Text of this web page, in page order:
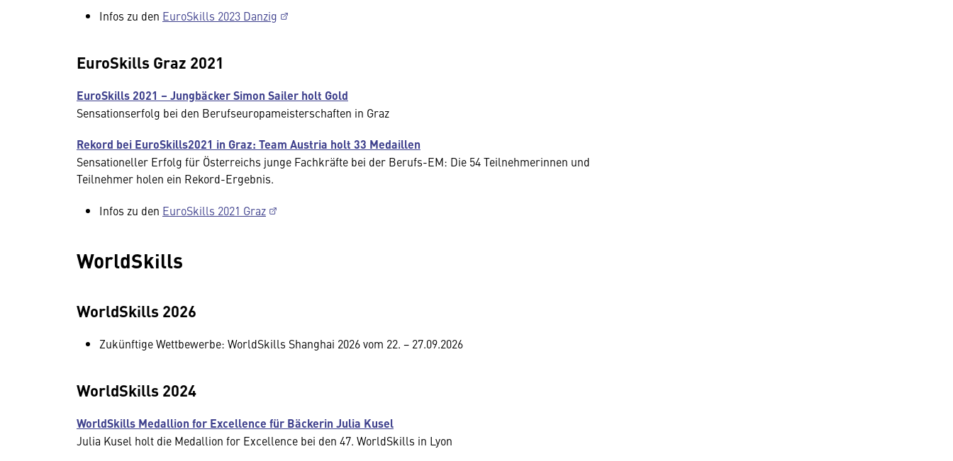
Infos zu den EuroSkills 2023 Danzig
EuroSkills Graz 2021
EuroSkills 2021 – Jungbäcker Simon Sailer holt Gold
Sensationserfolg bei den Berufseuropameisterschaften in Graz
Rekord bei EuroSkills2021 in Graz: Team Austria holt 33 Medaillen
Sensationeller Erfolg für Österreichs junge Fachkräfte bei der Berufs-EM: Die 54 Teilnehmerinnen und
Teilnehmer holen ein Rekord-Ergebnis.
Infos zu den EuroSkills 2021 Graz
WorldSkills
WorldSkills 2026
Zukünftige Wettbewerbe: WorldSkills Shanghai 2026 vom 22. − 27.09.2026
WorldSkills 2024
WorldSkills Medallion for Excellence für Bäckerin Julia Kusel
Julia Kusel holt die Medallion for Excellence bei den 47. WorldSkills in Lyon